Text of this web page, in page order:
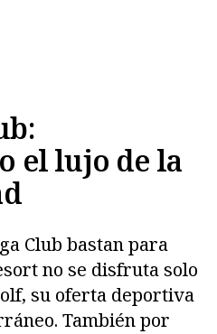
el lujo de la
Club bastan para
no se disfruta solo
su oferta deportiva
También por